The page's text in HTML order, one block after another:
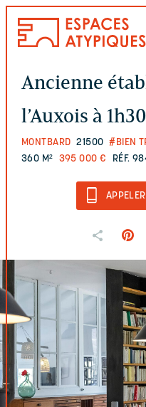
Ancienne
l’Auxois à
MONTBARD 21500 #BIEN
360 M² 395 000 € RÉF.
APPELER